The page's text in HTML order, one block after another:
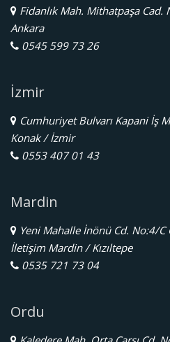
Fidanlık Mah. Mithatpaşa Cad.
Ankara
0545 599 73 26
İzmir
Cumhuriyet Bulvarı Kapani İş
Konak / İzmir
0553 407 01 43
Mardin
Yeni Mahalle İnönü Cd. No:4/
İletişim Mardin / Kızıltepe
0535 721 73 04
Ordu